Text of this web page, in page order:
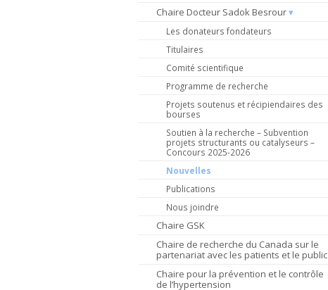
Chaire Docteur Sadok Besrour
Les donateurs fondateurs
Titulaires
Comité scientifique
Programme de recherche
Projets soutenus et récipiendaires des
bourses
Soutien à la recherche – Subvention
projets structurants ou catalyseurs –
Concours 2025-2026
Nouvelles
Publications
Nous joindre
Chaire GSK
Chaire de recherche du Canada sur le
partenariat avec les patients et le public
Chaire pour la prévention et le contrôle
de l’hypertension